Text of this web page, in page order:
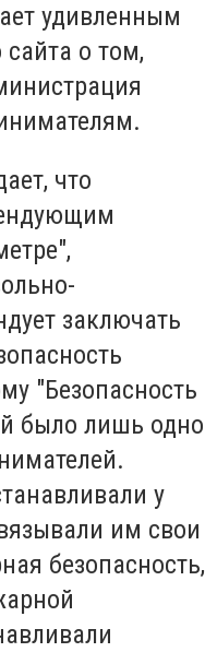
удивленным
о том,
что
заключать
"Безопасность
было лишь одно
у
им свои
безопасность,